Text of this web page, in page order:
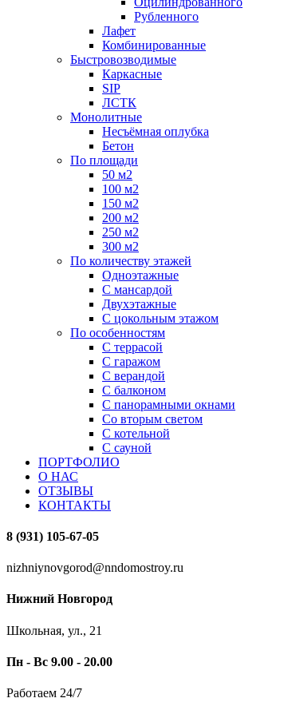
Рубленного
Лафет
Комбинированные
Быстровозводимые
Каркасные
SIP
ЛСТК
Монолитные
Несъёмная оплубка
Бетон
По площади
50 м2
100 м2
150 м2
200 м2
250 м2
300 м2
По количеству этажей
Одноэтажные
С мансардой
Двухэтажные
С цокольным этажом
По особенностям
С террасой
С гаражом
С верандой
С балконом
С панорамными окнами
Со вторым светом
С котельной
С сауной
ПОРТФОЛИО
О НАС
ОТЗЫВЫ
КОНТАКТЫ
8 (931) 105-67-05
nizhniynovgorod@nndomostroy.ru
Нижний Новгород
Школьная, ул., 21
Пн - Вс 9.00 - 20.00
Работаем 24/7